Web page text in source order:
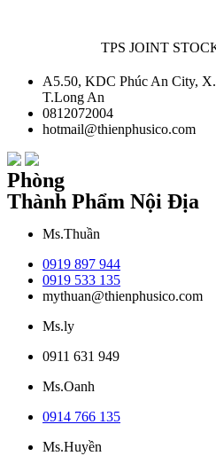
TPS JOINT
A5.50, KDC Phúc An City,
T.Long An
0812072004
hotmail@thienphusico.com
Phòng
Thành Phẩm Nội Địa
Ms.Thuần
0919 897 944
0919 533 135
mythuan@thienphusico.com
Ms.ly
0911 631 949
Ms.Oanh
0914 766 135
Ms.Huyền